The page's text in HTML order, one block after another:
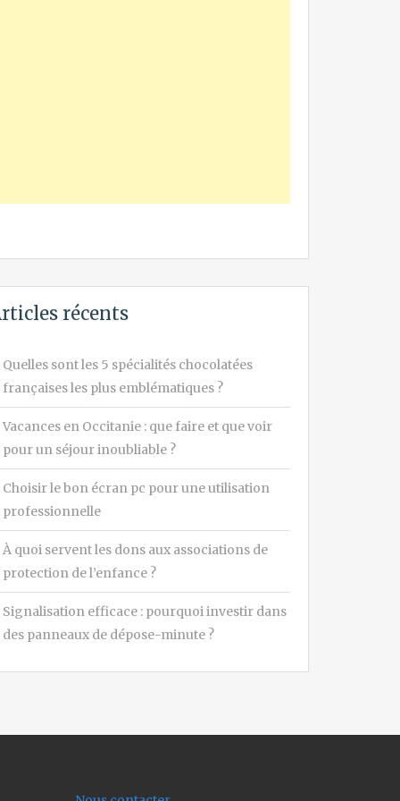
récents
Quelles sont les 5 spécialités chocolatées
françaises les plus emblématiques ?
Vacances en Occitanie : que faire et que voir
pour un séjour inoubliable ?
Choisir le bon écran pc pour une utilisation
professionnelle
À quoi servent les dons aux associations de
protection de l’enfance ?
Signalisation efficace : pourquoi investir dans
des panneaux de dépose-minute ?